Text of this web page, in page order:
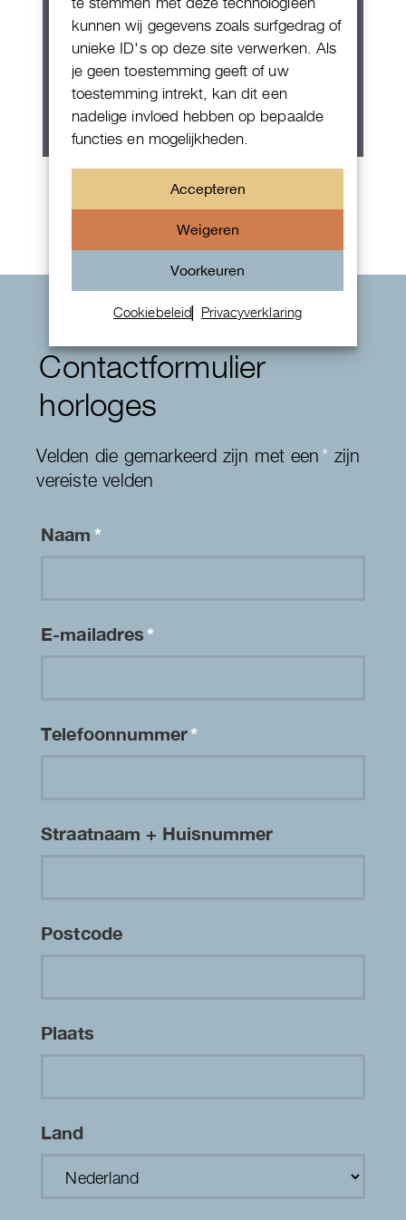
kunnen wij gegevens zoals surfgedrag of
unieke ID's op deze site verwerken. Als
je geen toestemming geeft of uw
toestemming intrekt, kan dit een
nadelige invloed hebben op bepaalde
functies en mogelijkheden.
Accepteren
Weigeren
Voorkeuren
Cookiebeleid Privacyverklaring
Rolex Oyster Perpetual 36
Contactformulier
horloges
Velden die gemarkeerd zijn met een* zijn
vereiste velden
Naam*
E-mailadres*
Telefoonnummer*
Straatnaam + Huisnummer
Postcode
Plaats
Land